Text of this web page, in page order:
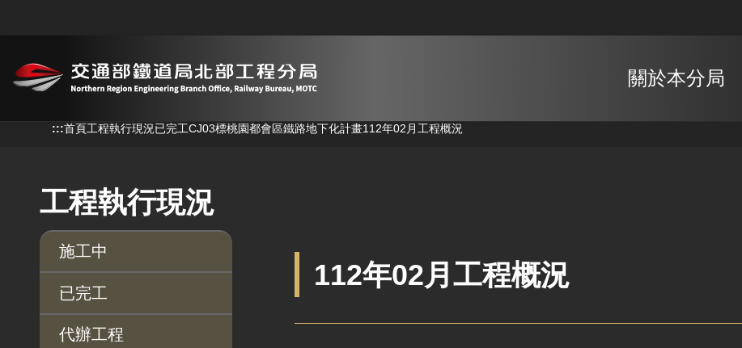
關於本分局
:::首頁工程執行現況已完工CJ03標桃園都會區鐵路地下化計畫112年02月工程概況
工程執行現況
施工中
已完工
代辦工程
112年02月工程概況